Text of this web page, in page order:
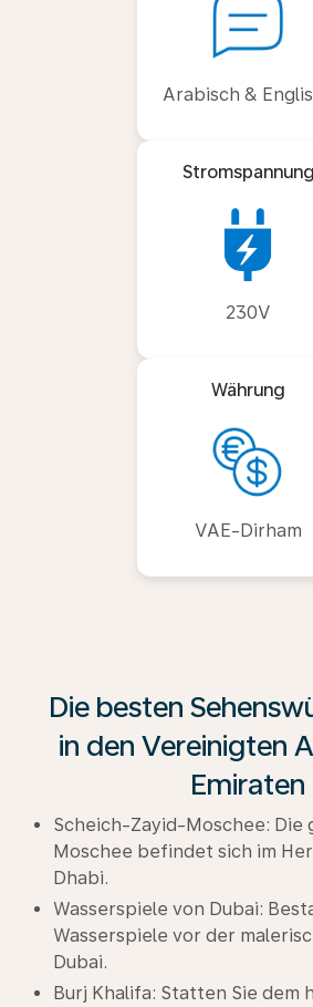
Arabisch &
Stromspannung
230V
Währung
VAE-Dirham
Die besten
in den Vereinigten
Emiraten
Scheich-Zayid-Moschee: Die
Moschee befindet sich im
Dhabi.
Wasserspiele von Dubai:
Wasserspiele vor der
Dubai.
Burj Khalifa: Statten Sie dem